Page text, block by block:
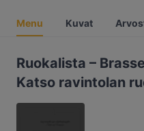
Menu Kuvat
Ruokalista –
Katso ravintolan